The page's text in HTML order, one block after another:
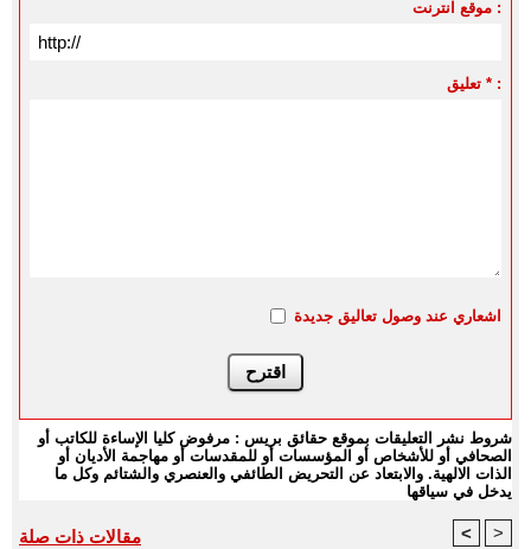
موقع انترنت :
تعليق * :
اشعاري عند وصول تعاليق جديدة
شروط نشر التعليقات بموقع حقائق بريس : مرفوض كليا الإساءة للكاتب أو
الصحافي أو للأشخاص أو المؤسسات أو للمقدسات أو مهاجمة الأديان أو
الذات الالهية. والابتعاد عن التحريض الطائفي والعنصري والشتائم وكل ما
يدخل في سياقها
مقالات ذات صلة < >